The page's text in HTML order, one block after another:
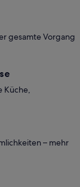
gesamte Vorgang
Küche,
– mehr